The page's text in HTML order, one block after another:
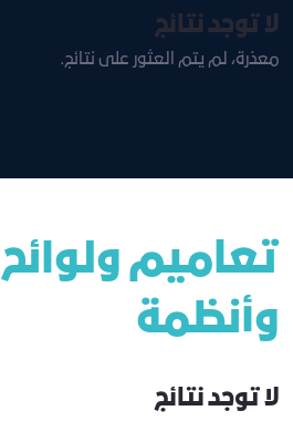
لا توجد نتائج
معذرة، لم يتم العثور على نتائج.
تعاميم ولوائح
وأنظمة
لا توجد نتائج